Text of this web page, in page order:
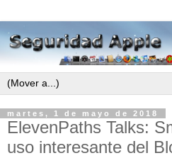
martes, 1 de mayo de 2018
ElevenPaths Talks:
uso interesante del